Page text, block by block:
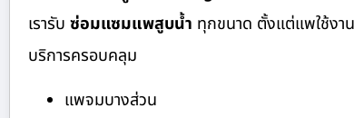
เรารับ ซ่อมแซมแพสูบน้ำ ทุกขนาด ตั้งแต่แพใช้ง
บริการครอบคลุม
แพจมบางส่วน